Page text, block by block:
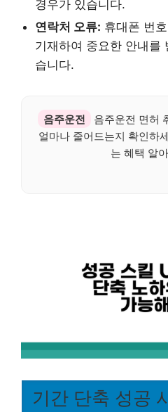
경우가 있습니다.
연락처 오류: 휴대폰 번
기재하여 중요한 안내를
습니다.
음주운전
음주운전 면허
얼마나 줄어드는지 확인하
는 혜택 알
기간 단축 성공